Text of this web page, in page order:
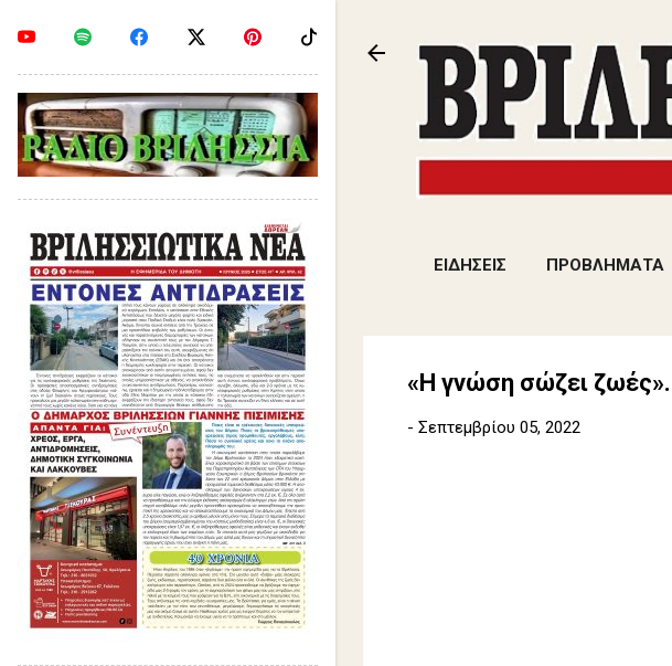
ΕΙΔΗΣΕΙΣ ΠΡΟΒΛΗΜΑΤΑ
«Η γνώση σώζει ζωές».
- Σεπτεμβρίου 05, 2022